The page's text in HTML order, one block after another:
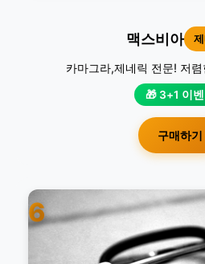
맥스비아
카마그라,제네릭 전문! 저
🎁 3+1 이
구매하기
6